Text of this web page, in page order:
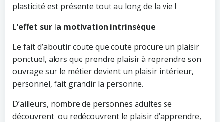
plasticité est présente tout au long de la vie !
L’effet sur la motivation intrinsèque
Le fait d’aboutir coute que coute procure un plaisir
ponctuel, alors que prendre plaisir à reprendre son
ouvrage sur le métier devient un plaisir intérieur,
personnel, fait grandir la personne.
D’ailleurs, nombre de personnes adultes se
découvrent, ou redécouvrent le plaisir d’apprendre,